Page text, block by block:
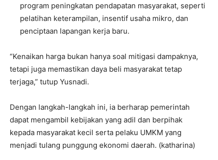
program peningkatan pendapatan masyarakat, seperti
pelatihan keterampilan, insentif usaha mikro, dan
penciptaan lapangan kerja baru.
“Kenaikan harga bukan hanya soal mitigasi dampaknya,
tetapi juga memastikan daya beli masyarakat tetap
terjaga,” tutup Yusnadi.
Dengan langkah-langkah ini, ia berharap pemerintah
dapat mengambil kebijakan yang adil dan berpihak
kepada masyarakat kecil serta pelaku UMKM yang
menjadi tulang punggung ekonomi daerah. (katharina)